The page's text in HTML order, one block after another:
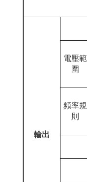
輸出
電壓範
圍
頻率規
則